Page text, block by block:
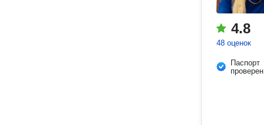
4.8
48 оценок
Паспорт
проверен